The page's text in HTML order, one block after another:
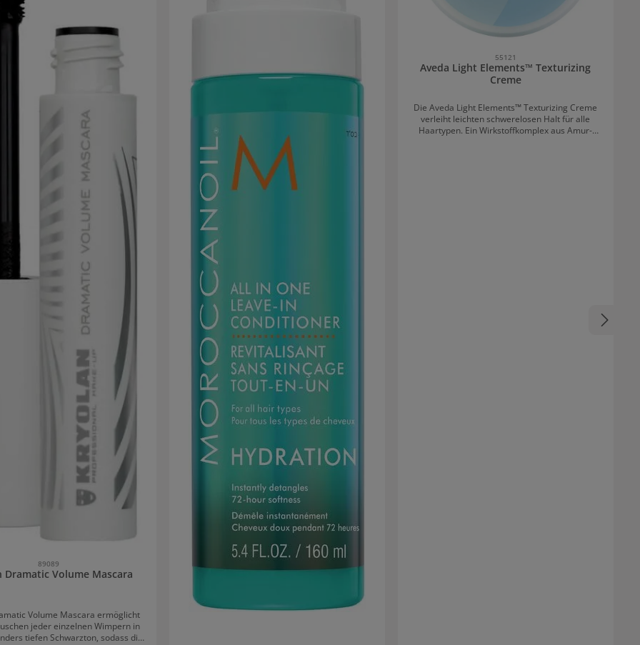
89089
Dramatic Volume Mascara
Volume Mascara ermöglicht
jeder einzelnen Wimpern in
tiefen Schwarzton, sodass die
55121
Aveda Light Elements™ Texturizing
Creme
Die Aveda Light Elements™ Texturizing Creme
verleiht leichten schwerelosen Halt für alle
Haartypen. Ein Wirkstoffkomplex aus Amur-